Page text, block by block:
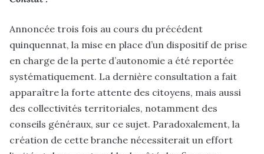
Annoncée trois fois au cours du précédent
quinquennat, la mise en place d’un dispositif de prise
en charge de la perte d’autonomie a été reportée
systématiquement. La dernière consultation a fait
apparaître la forte attente des citoyens, mais aussi
des collectivités territoriales, notamment des
conseils généraux, sur ce sujet. Paradoxalement, la
création de cette branche nécessiterait un effort